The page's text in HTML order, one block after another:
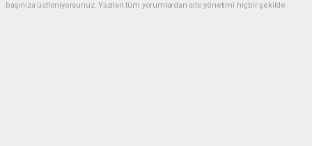
başınıza üstleniyorsunuz. Yazılan tüm yorumlardan site yönetimi hiçbir şekilde